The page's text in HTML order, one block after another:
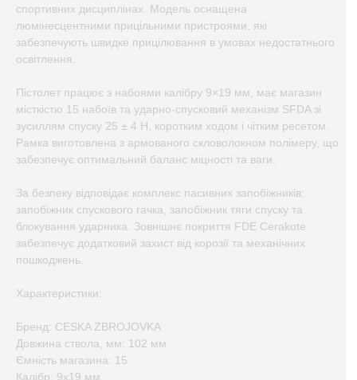
спортивних дисциплінах. Модель оснащена
люмінесцентними прицільними пристроями, які
забезпечують швидке прицілювання в умовах недостатнього
освітлення.
Пістолет працює з набоями калібру 9×19 мм, має магазин
місткістю 15 набоїв та ударно-спусковий механізм SFDA зі
зусиллям спуску 25 ± 4 Н, коротким ходом і чітким ресетом.
Рамка виготовлена з армованого скловолокном полімеру, що
забезпечує оптимальний баланс міцності та ваги.
За безпеку відповідає комплекс пасивних запобіжників:
запобіжник спускового гачка, запобіжник тяги спуску та
блокування ударника. Зовнішнє покриття FDE Cerakote
забезпечує додатковий захист від корозії та механічних
пошкоджень.
Характеристики:
Бренд: CESKA ZBROJOVKA
Довжина ствола, мм: 102 мм
Ємність магазина: 15
Калібр: 9х19 мм